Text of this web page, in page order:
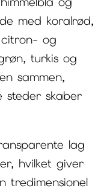
med koralrød,
og
turkis og
sammen,
steder skaber
lag
hvilket giver
tredimensionel